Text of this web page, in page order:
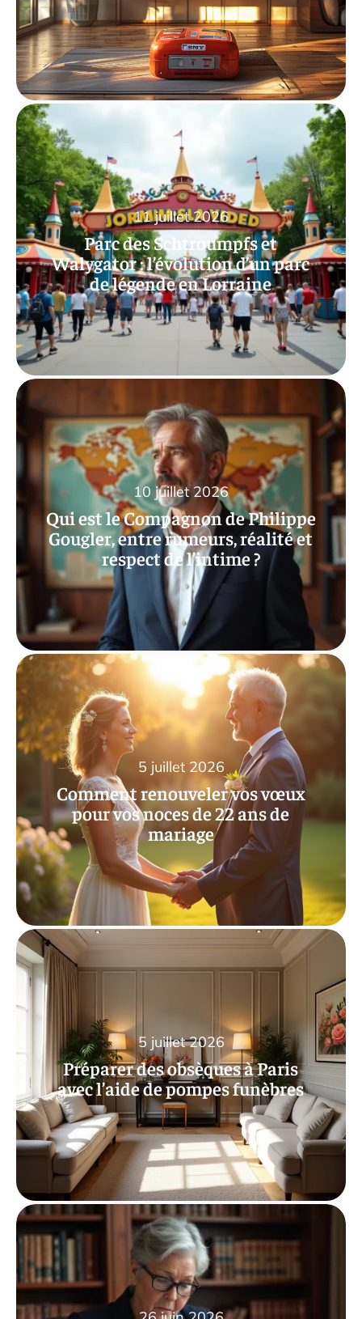
Parc des Schtroumpfs et
Walygator : l’évolution d’un parc
de légende en Lorraine
11 juillet 2026
Qui est le Compagnon de Philippe
Gougler, entre rumeurs, réalité et
respect de l’intime ?
10 juillet 2026
Comment renouveler vos vœux
pour vos noces de 22 ans de
mariage
5 juillet 2026
Préparer des obsèques à Paris
avec l’aide de pompes funèbres
5 juillet 2026